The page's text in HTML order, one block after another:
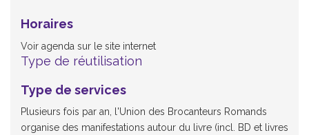
Horaires
Voir agenda sur le site internet
Type de réutilisation
Type de services
Plusieurs fois par an, l'Union des Brocanteurs Romands
organise des manifestations autour du livre (incl. BD et livres